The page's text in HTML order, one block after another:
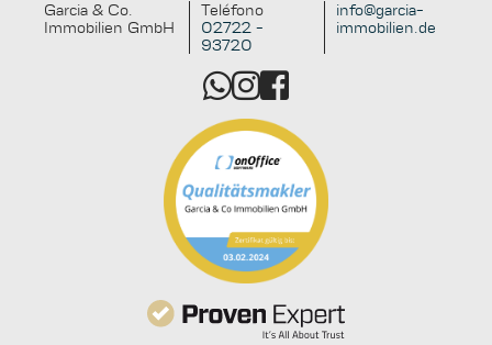
Garcia & Co.
Immobilien GmbH
Teléfono
02722 -
93720
info@garcia-
immobilien.de